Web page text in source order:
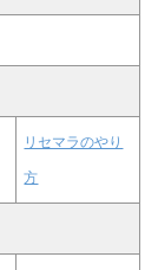
リセマラのやり
方